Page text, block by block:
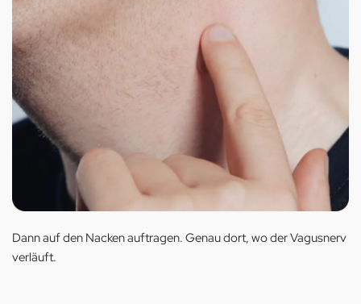
Dann auf den Nacken auftragen. Genau dort, wo der Vagusnerv
verläuft.